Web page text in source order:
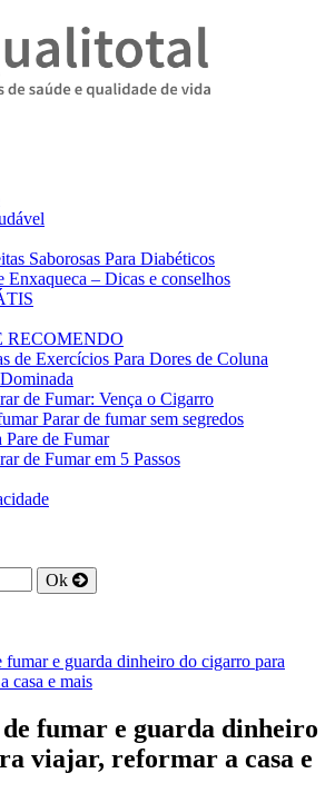
Saborosas Para Diabéticos
Enxaqueca – Dicas e conselhos
RECOMENDO
de Exercícios Para Dores de Coluna
de Fumar: Vença o Cigarro
Parar de fumar sem segredos
Pare de Fumar
de Fumar em 5 Passos
fumar e guarda dinheiro do cigarro para
casa e mais
fumar e guarda dinheiro
viajar, reformar a casa e